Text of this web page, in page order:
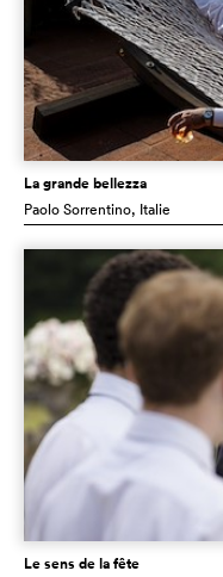
La grande bellezza
Paolo Sorrentino, Italie
Le sens de la fête